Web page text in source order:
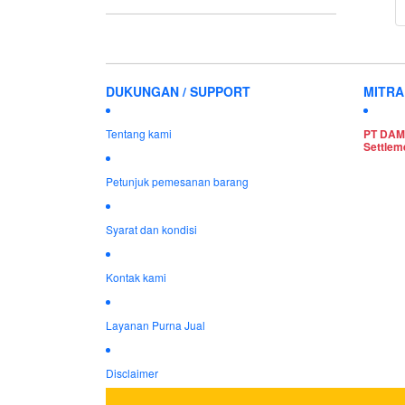
6
Argus POD Cat 0.7oHm,
CARTRIDGE - XROS
Disposable Pods
Disposable Pods
E-LIQUID
Liquid Salt Nic
Pod System
DUKUNGAN / SUPPORT
Tentang kami
Petunjuk pemesanan barang
Syarat dan kondisi
Kontak kami
Layanan Purna Jual
Disclaimer
PT